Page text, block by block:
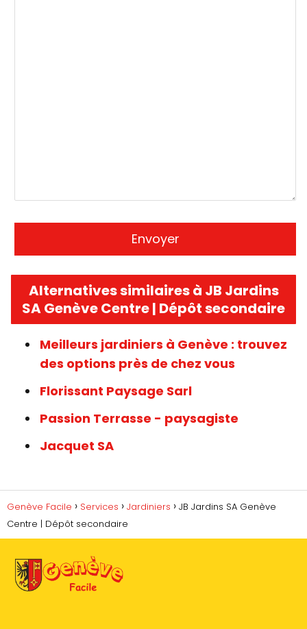
Alternatives similaires à JB Jardins
SA Genève Centre | Dépôt secondaire
Meilleurs jardiniers à Genève : trouvez
des options près de chez vous
Florissant Paysage Sarl
Passion Terrasse - paysagiste
Jacquet SA
Genève Facile Services Jardiniers
JB Jardins SA Genève
Centre | Dépôt secondaire